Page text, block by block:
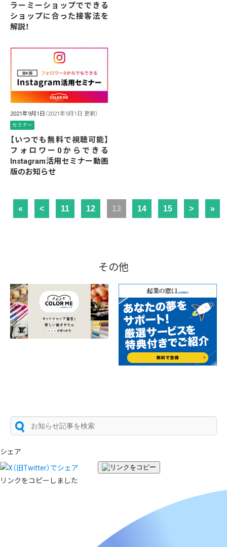
ラーミーショップでできる
ショップに合った接客法を
解説！
2021年9月1日 （2021年9月1日 更新）
セミナー
【いつでも無料で視聴可能】
フォロワー0からできる
Instagram活用セミナー動画
版のお知らせ
« < 11 12 13 14 15 > »
その他
シェア
リンクをコピーしました